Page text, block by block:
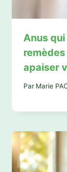
Anus
apaiser
Par Marie